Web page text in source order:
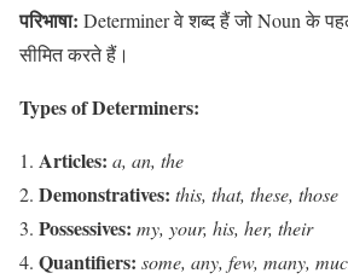
परिभाषा: Determiner वे शब्द हैं जो Noun के
सीमित करते हैं।
Types of Determiners:
Articles: a, an, the
Demonstratives: this, that, these, those
Possessives: my, your, his, her, their
Quantifiers: some, any, few, many,